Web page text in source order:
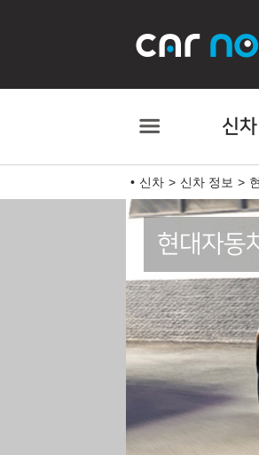
신차
신차 신차 정보
현대자동